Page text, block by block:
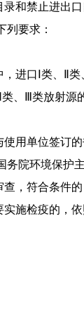
和禁止进出
列要求：
，进口 Ⅰ类、Ⅱ
、
Ⅲ类放射
使用单位签订
务院环境保护
查，符合条件
施检疫的，